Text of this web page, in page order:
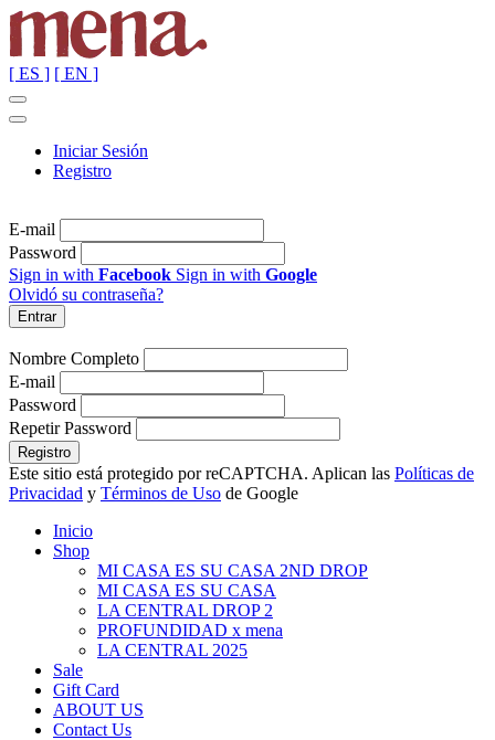
[ ES ] [ EN ]
Iniciar Sesión
Registro
E-mail
Password
Sign in with Facebook Sign in with Google
Olvidó su contraseña?
Nombre Completo
E-mail
Password
Repetir Password
Este sitio está protegido por reCAPTCHA. Aplican las Políticas de
Privacidad y Términos de Uso de Google
Inicio
Shop
MI CASA ES SU CASA 2ND DROP
MI CASA ES SU CASA
LA CENTRAL DROP 2
PROFUNDIDAD x mena
LA CENTRAL 2025
Sale
Gift Card
ABOUT US
Contact Us